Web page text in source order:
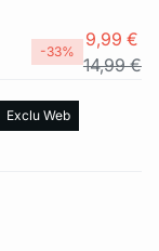
-33%
9,99 €
14,99 €
Exclu Web